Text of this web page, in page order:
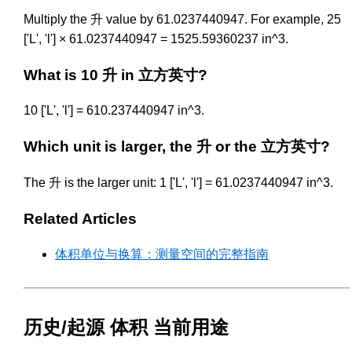
Multiply the 升 value by 61.0237440947. For example, 25
['L', 'l'] × 61.0237440947 = 1525.59360237 in^3.
What is 10 升 in 立方英寸?
10 ['L', 'l'] = 610.237440947 in^3.
Which unit is larger, the 升 or the 立方英寸?
The 升 is the larger unit: 1 ['L', 'l'] = 61.0237440947 in^3.
Related Articles
体积单位与换算：测量空间的完整指南
历史/起源 体积 当前用途